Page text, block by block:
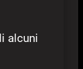
alcuni